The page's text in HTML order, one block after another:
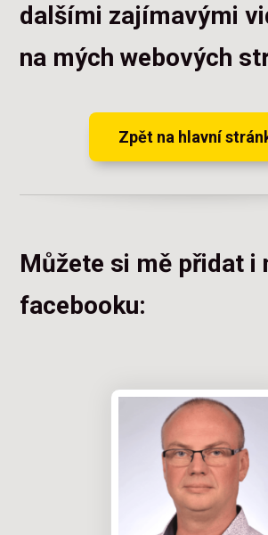
dalšími zajímavými
na mých webových
Zpět na hlavní
Můžete si mě přidat i
facebooku: